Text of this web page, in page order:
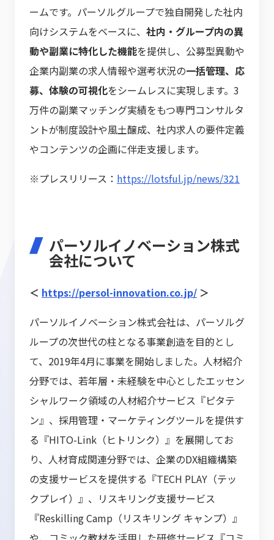
ームです。パーソルグループで独自開発した社内
向けシステムをベースに、 社内・グループ内の異
動や副業に特化した機能を提供し、公募型異動や
企業内副業の求人情報や選考状況の一括管理、応
募、体験の可視化をシームレスに実現します。3
万件の副業マッチング実績をもつ専門コンサルタ
ントが制度設計や風土醸成、社内求人の要件定義
やコンテンツの企画に伴走支援します。
※プレスリリース： https://lotsful.jp/news/321
パーソルイノベーション株式
会社について
＜ https://persol-innovation.co.jp/ ＞
パーソルイノベーション株式会社は、パーソルグ
ループの次世代の柱となる事業創造を目的とし
て、2019年4月に事業を開始しました。人材紹介
分野では、若年層・未経験を中心としたエッセン
シャルワーク領域の人材紹介サービス『ピタテ
ン』、採用管理・マーケティングツールを提供す
る『HITO-Link（ヒトリンク）』を展開してお
り、人材育成関連分野では、企業のDX組織構築
の支援サービスを提供する『TECH PLAY（テッ
クプレイ）』、リスキリング支援サービス
『Reskilling Camp（リスキリング キャンプ）』